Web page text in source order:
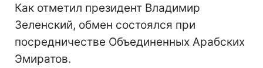
Как отметил президент Владимир
Зеленский, обмен состоялся при
посредничестве Объединенных Арабских
Эмиратов.